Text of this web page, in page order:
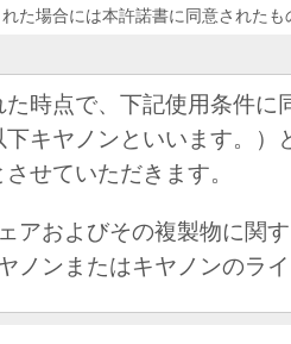
た場合には本許諾書に同意された
た時点で、下記使用条件に
下キヤノンといいます。）
せていただきます。
アおよびその複製物に関
ノンまたはキヤノンのラ